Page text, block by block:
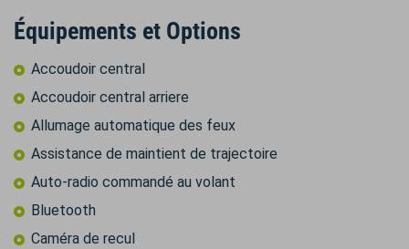
Équipements et Options
Accoudoir central
Accoudoir central arriere
Allumage automatique des feux
Assistance de maintient de trajectoire
Auto-radio commandé au volant
Bluetooth
Caméra de recul